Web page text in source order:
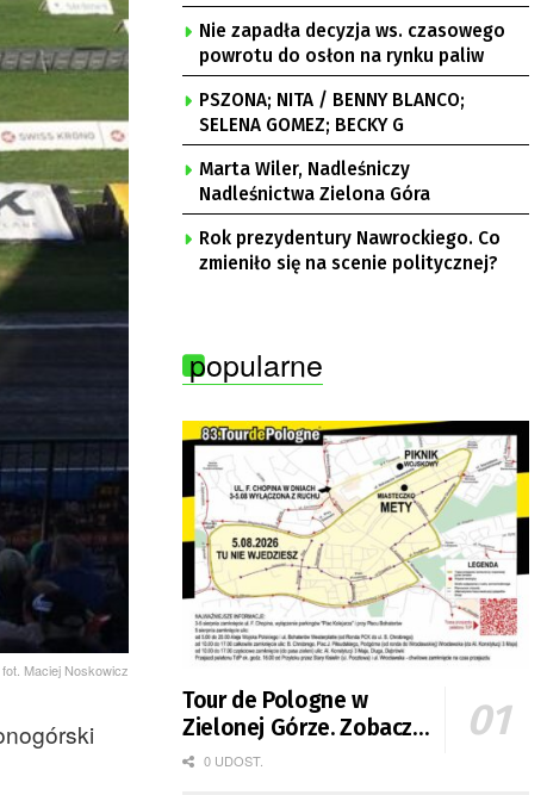
fot. Maciej Noskowicz
pożarami
Nie zapadła decyzja ws. czasowego
powrotu do osłon na rynku paliw
PSZONA; NITA / BENNY BLANCO;
SELENA GOMEZ; BECKY G
Marta Wiler, Nadleśniczy
Nadleśnictwa Zielona Góra
Rok prezydentury Nawrockiego. Co
zmieniło się na scenie politycznej?
popularne
Tour de Pologne w
Zielonej Górze. Zobacz
zmiany w organizacji
0 UDOST.